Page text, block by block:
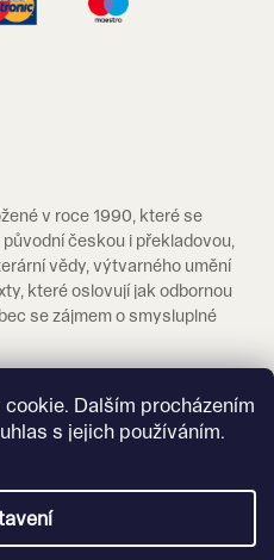
Dalším procházením
s jejich používáním.
v roce 1990, které se
českou i překladovou,
vědy, výtvarného umění
které oslovují jak odbornou
se zájmem o smysluplné
.
Shoptet